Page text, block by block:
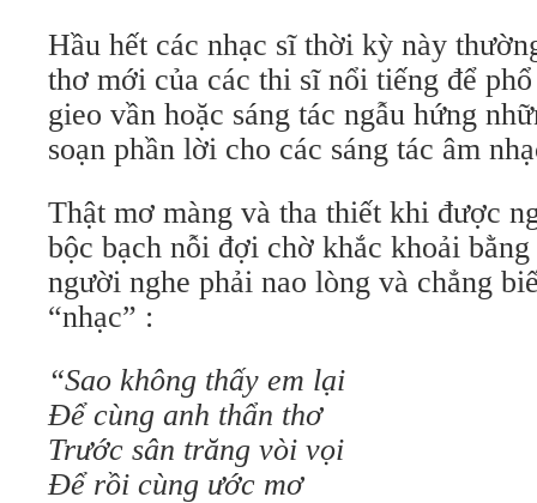
Hầu hết các nhạc sĩ thời kỳ này
thơ mới của các thi sĩ nổi tiếng để
gieo vần hoặc sáng tác ngẫu hứng
soạn phần lời cho các sáng tác âm
Thật mơ màng và tha thiết khi được
bộc bạch nỗi đợi chờ khắc khoải
người nghe phải nao lòng và chẳng
“nhạc” :
“Sao không thấy em lại
Để cùng anh thẩn thơ
Trước sân trăng vòi vọi
Để rồi cùng ước mơ